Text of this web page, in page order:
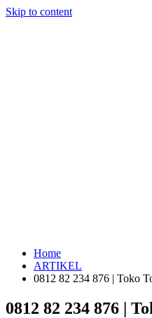
Skip to content
Home
ARTIKEL
0812 82 234 876 | Toko
0812 82 234 876 |